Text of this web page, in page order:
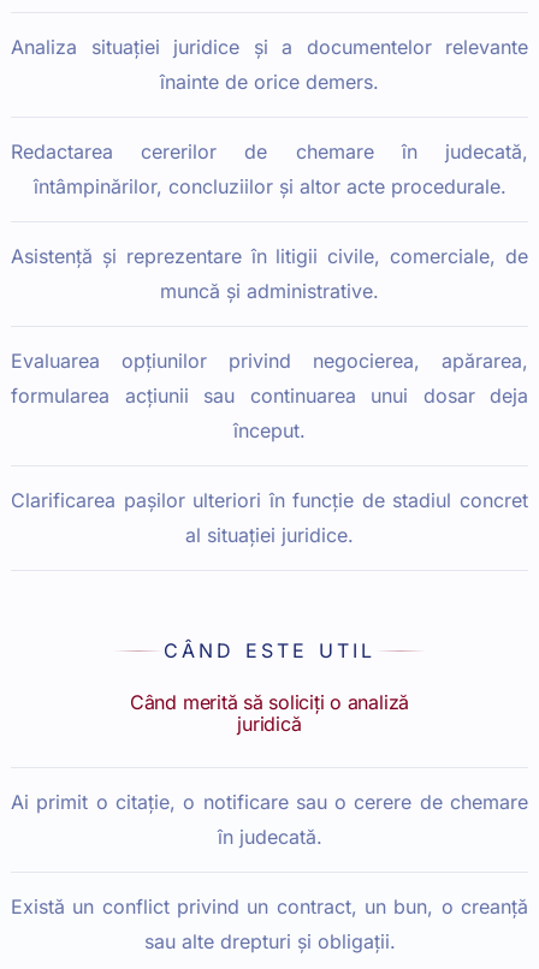
Analiza situației juridice și a documentelor relevante
înainte de orice demers.
Redactarea cererilor de chemare în judecată,
întâmpinărilor, concluziilor și altor acte procedurale.
Asistență și reprezentare în litigii civile, comerciale, de
muncă și administrative.
Evaluarea opțiunilor privind negocierea, apărarea,
formularea acțiunii sau continuarea unui dosar deja
început.
Clarificarea pașilor ulteriori în funcție de stadiul concret
al situației juridice.
CÂND ESTE UTIL
Când merită să soliciți o analiză
juridică
Ai primit o citație, o notificare sau o cerere de chemare
în judecată.
Există un conflict privind un contract, un bun, o creanță
sau alte drepturi și obligații.